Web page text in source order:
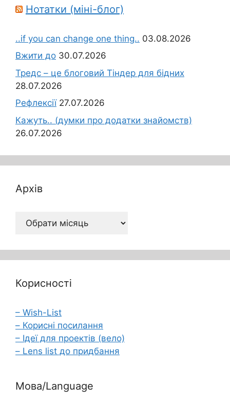
Нотатки (міні-блог)
..if you can change one thing.. 03.08.2026
Вжити до 30.07.2026
Тредс – це блоговий Тіндер для бідних
28.07.2026
Рефлексії 27.07.2026
Кажуть.. (думки про додатки знайомств)
26.07.2026
Архів
Архів
Корисності
– Wish-List
– Корисні посилання
– Ідеї для проектів (вело)
– Lens list до придбання
Мова/Language